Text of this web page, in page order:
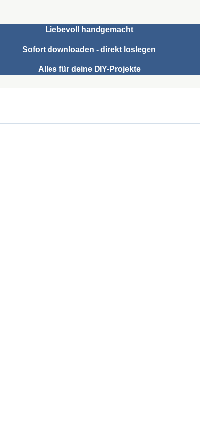
Liebevoll handgemacht
Sofort downloaden - direkt loslegen
Alles für deine DIY-Projekte